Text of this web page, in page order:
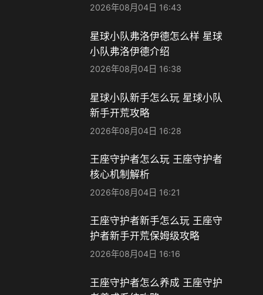
2026年08月04日 16:43
星球小队弗洛伊德怎么样 星球
小队弗洛伊德介绍
2026年08月04日 16:38
星球小队新手怎么玩 星球小队
新手开荒攻略
2026年08月04日 16:28
王座守护者怎么玩 王座守护者
核心机制解析
2026年08月04日 16:21
王座守护者新手怎么玩 王座守
护者新手开荒保姆级攻略
2026年08月04日 16:16
王座守护者怎么养成 王座守护